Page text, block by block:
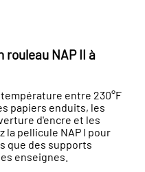
NAP II à
entre 230°F
papiers enduits, les
d'encre et les
la pellicule NAP I pour
que des supports
enseignes.